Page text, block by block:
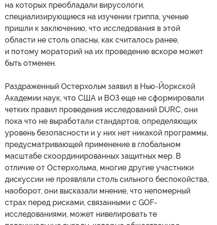
на которых преобладали вирусологи,
специализирующиеся на изучении гриппа, ученые
пришли к заключению, что исследования в этой
области не столь опасны, как считалось ранее,
и потому мораторий на их проведение вскоре может
быть отменен.
Раздраженный Остерхольм заявил в Нью-Йоркской
Академии наук, что США и ВОЗ еще не сформировали
четких правил проведения исследований DURC, они
пока что не выработали стандартов, определяющих
уровень безопасности и у них нет никакой программы,
предусматривающей применение в глобальном
масштабе скоординированных защитных мер. В
отличие от Остерхольма, многие другие участники
дискуссии не проявляли столь сильного беспокойства,
наоборот, они высказали мнение, что непомерный
страх перед рисками, связанными с GOF-
исследованиями, может нивелировать те